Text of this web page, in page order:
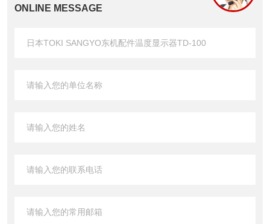
ONLINE MESSAGE